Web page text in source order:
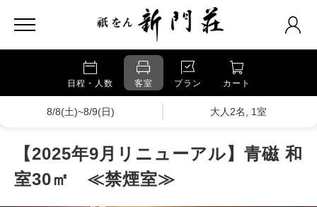
日程・人数 客室 プラン カート
8/8(土)~8/9(日) 大人2名, 1室
【2025年9月リニューアル】青磁 和
室30㎡ ≪禁煙室≫